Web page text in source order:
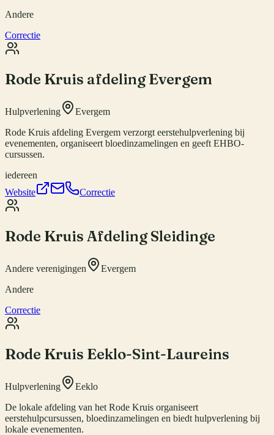
Andere
Correctie
Rode Kruis afdeling Evergem
Hulpverlening
Evergem
Rode Kruis afdeling Evergem verzorgt eerstehulpverlening bij
evenementen, organiseert bloedinzamelingen en geeft EHBO-
cursussen.
iedereen
Website
Correctie
Rode Kruis Afdeling Sleidinge
Andere verenigingen
Evergem
Andere
Correctie
Rode Kruis Eeklo-Sint-Laureins
Hulpverlening
Eeklo
De lokale afdeling van het Rode Kruis organiseert
eerstehulpcursussen, bloedinzamelingen en biedt hulpverlening bij
lokale evenementen.